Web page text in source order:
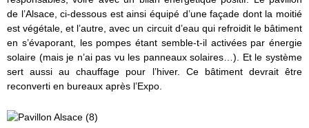
de l’Alsace, ci-dessous est ainsi équipé d’une façade dont la moitié
est végétale, et l’autre, avec un circuit d’eau qui refroidit le bâtiment
en s’évaporant, les pompes étant semble-t-il activées par énergie
solaire (mais je n’ai pas vu les panneaux solaires…). Et le système
sert aussi au chauffage pour l’hiver. Ce bâtiment devrait être
reconverti en bureaux après l’Expo.